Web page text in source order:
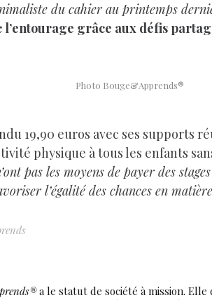
du cahier au printemps
l’entourage grâce aux défis
Photo Bouge&Apprends®
19,90 euros avec ses supports
physique à tous les enfants
pas les moyens de payer des
l’égalité des chances en
a le statut de société à mission.